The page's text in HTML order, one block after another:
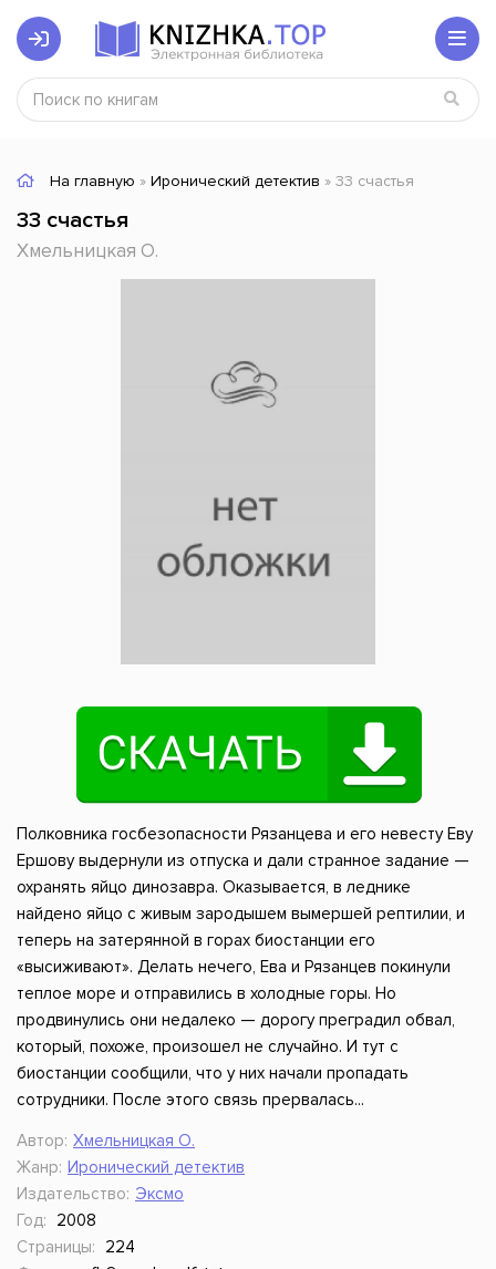
На главную » Иронический детектив » 33 счастья
33 счастья
Хмельницкая О.
Полковника госбезопасности Рязанцева и его невесту Еву
Ершову выдернули из отпуска и дали странное задание —
охранять яйцо динозавра. Оказывается, в леднике
найдено яйцо с живым зародышем вымершей рептилии, и
теперь на затерянной в горах биостанции его
«высиживают». Делать нечего, Ева и Рязанцев покинули
теплое море и отправились в холодные горы. Но
продвинулись они недалеко — дорогу преградил обвал,
который, похоже, произошел не случайно. И тут с
биостанции сообщили, что у них начали пропадать
сотрудники. После этого связь прервалась...
Автор: Хмельницкая О.
Жанр: Иронический детектив
Издательство: Эксмо
Год:
2008
Страницы:
224